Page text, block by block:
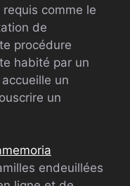
comme le
de
procédure
habité par un
un
un
endeuillées